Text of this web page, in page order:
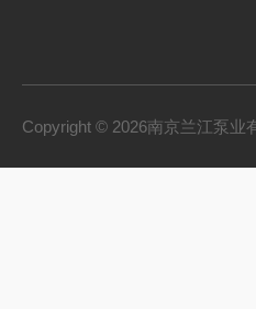
Copyright © 2026南京兰江泵